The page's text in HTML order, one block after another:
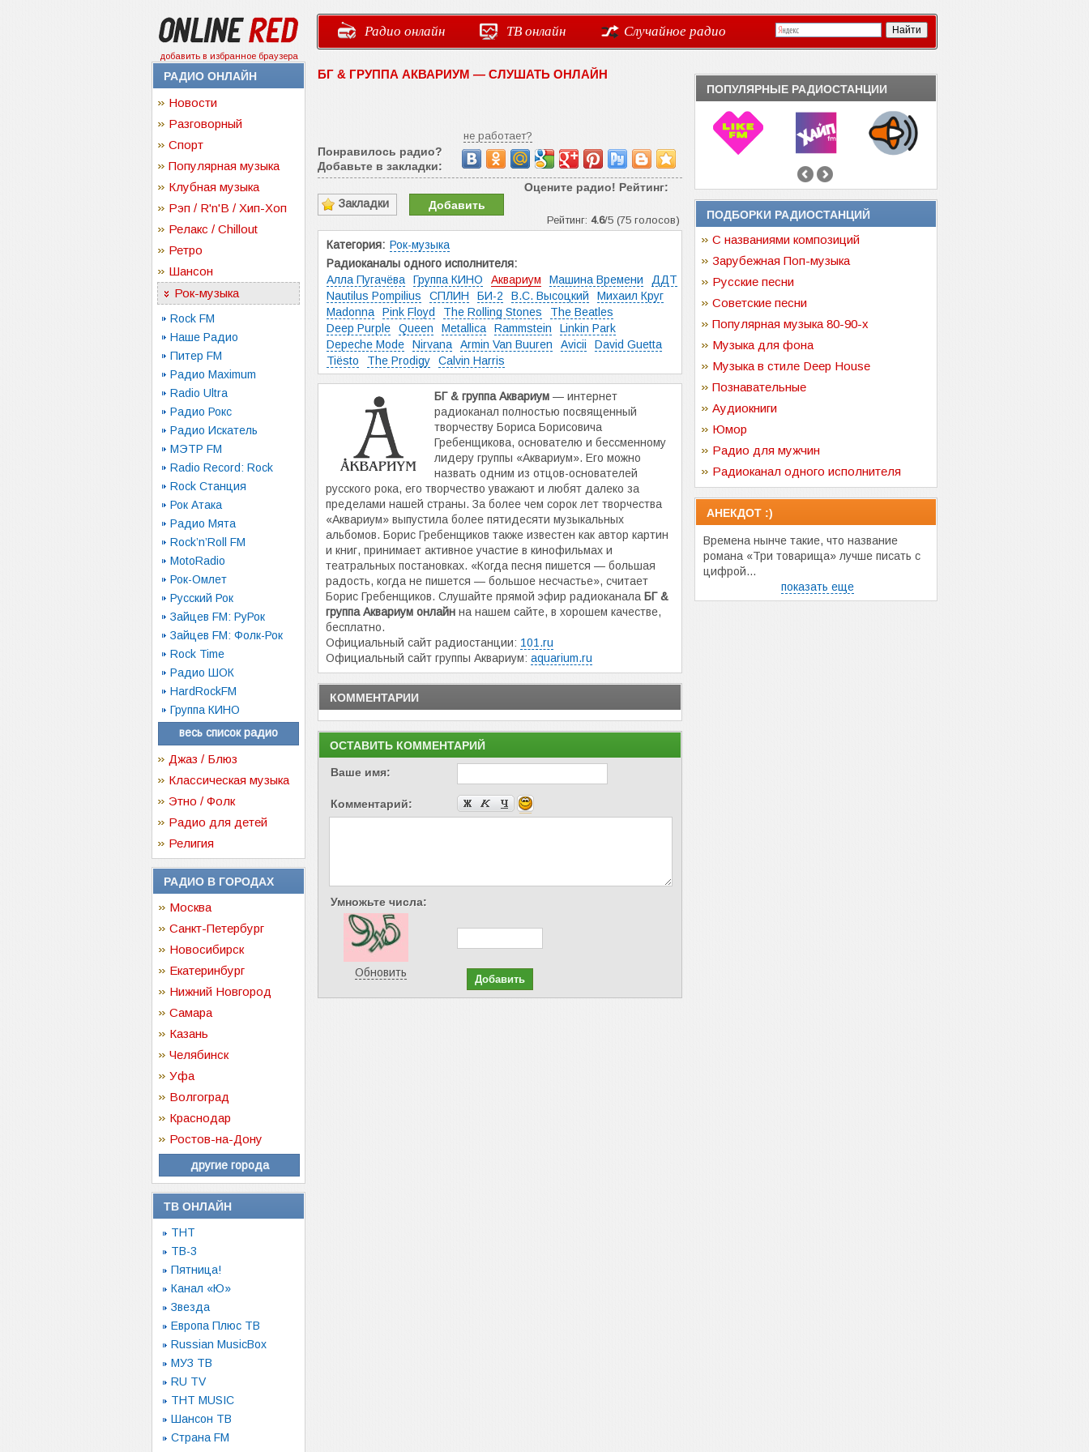
добавить в избранное браузера
Радио онлайн ТВ онлайн Случайное радио
РАДИО ОНЛАЙН
Новости
Разговорный
Спорт
Популярная музыка
Клубная музыка
Рэп / R'n'B / Хип-Хоп
Релакс / Chillout
Ретро
Шансон
Рок-музыка
Rock FM
Наше Радио
Питер FM
Радио Maximum
Radio Ultra
Радио Рокс
Радио Искатель
МЭТР FM
Radio Record: Rock
Rock Станция
Рок Атака
Радио Мята
Rock’n’Roll FM
MotoRadio
Рок-Омлет
Русский Рок
Зайцев FM: РуРок
Зайцев FM: Фолк-Рок
Rock Time
Радио ШОК
HardRockFM
Группа КИНО
весь список радио
Джаз / Блюз
Классическая музыка
Этно / Фолк
Радио для детей
Религия
РАДИО В ГОРОДАХ
Москва
Санкт-Петербург
Новосибирск
Екатеринбург
Нижний Новгород
Самара
Казань
Челябинск
Уфа
Волгоград
Краснодар
Ростов-на-Дону
другие города
ТВ ОНЛАЙН
ТНТ
ТВ-3
Пятница!
Канал «Ю»
Звезда
Европа Плюс ТВ
Russian MusicBox
МУЗ ТВ
RU TV
ТНТ MUSIC
Шансон ТВ
Страна FM
БГ & ГРУППА АКВАРИУМ — СЛУШАТЬ ОНЛАЙН
не работает?
Понравилось радио?
Добавьте в закладки:
Оцените радио! Рейтинг:
Рейтинг: 4.6/5 (75 голосов)
Закладки Добавить
Категория: Рок-музыка
Радиоканалы одного исполнителя:
Алла Пугачёва
Группа КИНО Аквариум Машина Времени
ДДТ
Nautilus Pompilius
СПЛИН БИ-2 В.С. Высоцкий
Михаил Круг
Madonna
Pink Floyd The Rolling Stones
The Beatles
Deep Purple
Queen Metallica Rammstein
Linkin Park
Depeche Mode
Nirvana Armin Van Buuren Avicii
David Guetta
Tiësto
The Prodigy Calvin Harris
БГ & группа Аквариум — интернет
радиоканал полностью посвященный
творчеству Бориса Борисовича
Гребенщикова, основателю и бессменному
лидеру группы «Аквариум». Его можно
назвать одним из отцов-основателей
русского рока, его творчество уважают и любят далеко за
пределами нашей страны. За более чем сорок лет творчества
«Аквариум» выпустила более пятидесяти музыкальных
альбомов. Борис Гребенщиков также известен как автор картин
и книг, принимает активное участие в кинофильмах и
театральных постановках. «Когда песня пишется — большая
радость, когда не пишется — большое несчастье», считает
Борис Гребенщиков. Слушайте прямой эфир радиоканала БГ &
группа Аквариум онлайн на нашем сайте, в хорошем качестве,
бесплатно.
Официальный сайт радиостанции: 101.ru
Официальный сайт группы Аквариум: aquarium.ru
КОММЕНТАРИИ
ОСТАВИТЬ КОММЕНТАРИЙ
Ваше имя:
Комментарий:
Умножьте числа:
Обновить
ПОПУЛЯРНЫЕ РАДИОСТАНЦИИ
ПОДБОРКИ РАДИОСТАНЦИЙ
С названиями композиций
Зарубежная Поп-музыка
Русские песни
Советские песни
Популярная музыка 80-90-х
Музыка для фона
Музыка в стиле Deep House
Познавательные
Аудиокниги
Юмор
Радио для мужчин
Радиоканал одного исполнителя
АНЕКДОТ :)
Времена нынче такие, что название
романа «Три товарища» лучше писать с
цифрой...
показать еще